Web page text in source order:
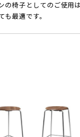
の椅子としてのご使用
も最適です。